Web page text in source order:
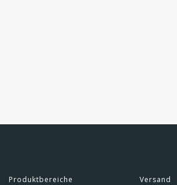
Produktbereiche Versand